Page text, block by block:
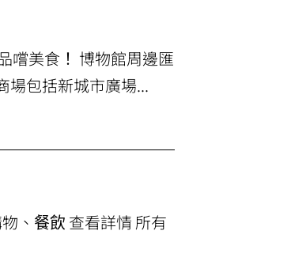
嚐美食！ 博物館周邊匯
場包括新城市廣場...
、 餐飲 查看詳情 所有